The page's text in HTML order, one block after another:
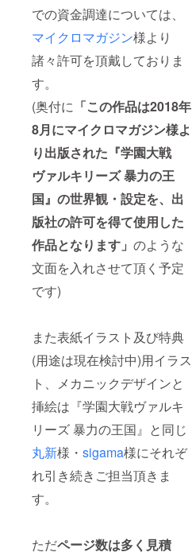
での資金調達については、
マイクロマガジン様より
諸々許可を頂戴しておりま
す。
(奥付に 「この作品は2018年
8月にマイクロマガジン様よ
り出版された『学園大戦
ヴァルキリーズ 暴力の王
国』の世界観・設定を、出
版社の許可を得て使用した
作品となります」 のような
文面を入れさせて頂く予定
です)
また表紙イラスト及び特典
(用途は現在検討中)用イラス
ト、メカニックデザインと
挿絵は『学園大戦ヴァルキ
リーズ 暴力の王国』と同じ
丸新様・ sigama様にそれぞ
れ引き続きご担当頂きま
す。
ただページ数は多く見積